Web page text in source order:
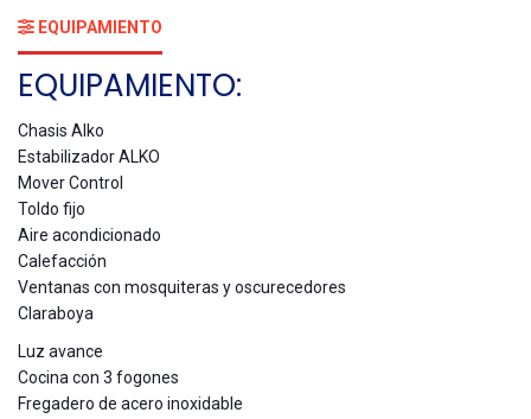
EQUIPAMIENTO
EQUIPAMIENTO:
Chasis Alko
Estabilizador ALKO
Mover Control
Toldo fijo
Aire acondicionado
Calefacción
Ventanas con mosquiteras y oscurecedores
Claraboya
Luz avance
Cocina con 3 fogones
Fregadero de acero inoxidable